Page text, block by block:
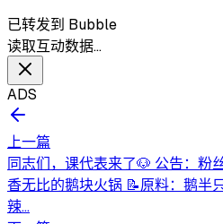
已转发到 Bubble
读取互动数据…
ADS
上一篇
同志们，课代表来了🐶 公告：粉
香无比的鹅块火锅 📝原料：鹅半
辣...